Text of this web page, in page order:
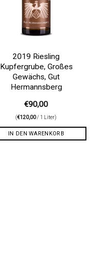
2019 Riesling
Kupfergrube, Großes
Gewächs, Gut
Hermannsberg
€90,00
(€120,00/ 1 Liter)
IN DEN WARENKORB